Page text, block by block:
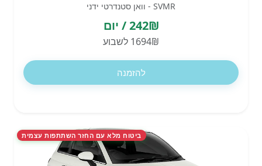
SVMR - וואן סטנדרטי ידני
242₪ / יום
1694₪ לשבוע
להזמנה
ביטוח מלא עם החזר השתתפות עצמית